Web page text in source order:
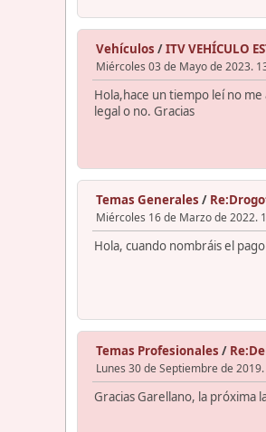
Vehículos /ITV VEHÍCULO
Miércoles 03 de Mayo de 2023.
Hola,hace un tiempo leí no
legal o no. Gracias
Temas Generales /
Miércoles 16 de Marzo de 2022.
Hola, cuando nombráis el
Temas Profesionales /
Lunes 30 de Septiembre de
Gracias Garellano, la próxima